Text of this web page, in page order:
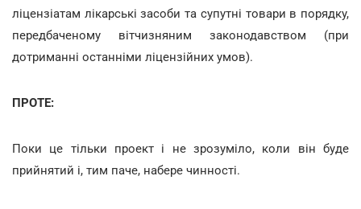
ліцензіатам лікарські засоби та супутні товари в порядку,
передбаченому вітчизняним законодавством (при
дотриманні останніми ліцензійних умов).
ПРОТЕ:
Поки це тільки проект і не зрозуміло, коли він буде
прийнятий і, тим паче, набере чинності.